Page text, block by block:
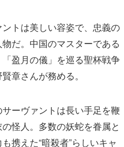
トは美しい容姿で、忠義の
だ。中国のマスターである
盈月の儀」を巡る聖杯戦争
章さんが務める。
ーヴァントは長い手足を鞭
怪人。多数の妖蛇を眷属と
携えた“暗殺者”らしいキャ